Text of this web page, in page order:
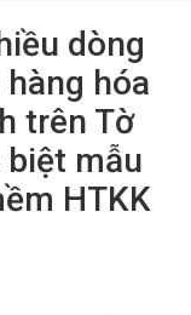
dòng
hóa
trên Tờ
mẫu
HTKK